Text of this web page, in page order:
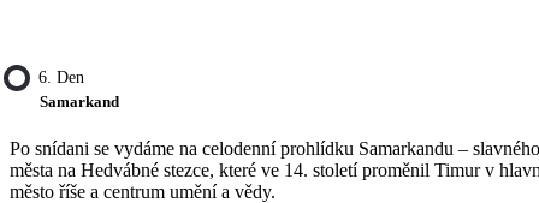
6. Den
Samarkand
Po snídani se vydáme na celodenní prohlídku Samarkandu – slavného
města na Hedvábné stezce, které ve 14. století proměnil Timur v
město říše a centrum umění a vědy.